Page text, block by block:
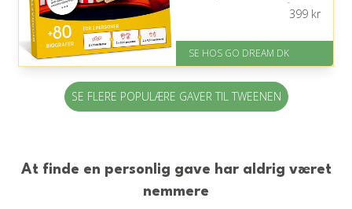
skal ombyttes og bestilles på
På lager
Levering: E-gavekort kan leveres
399kr
SE HOS GO DREAM DK
SE FLERE POPULÆRE GAVER TIL TWEENEN
At finde en personlig gave har aldrig været
nemmere